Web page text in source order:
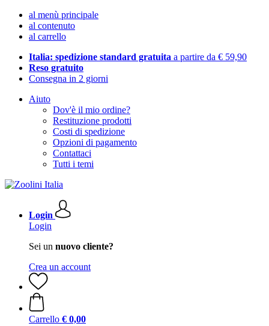
al menù principale
al contenuto
al carrello
Italia: spedizione standard gratuita a partire da € 59,90
Reso gratuito
Consegna in 2 giorni
Aiuto
Dov'è il mio ordine?
Restituzione prodotti
Costi di spedizione
Opzioni di pagamento
Contattaci
Tutti i temi
Login
Login
Sei un nuovo cliente?
Crea un account
Carrello € 0,00